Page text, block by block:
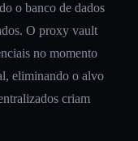
o banco de dados
O proxy vault
no momento
eliminando o alvo
criam